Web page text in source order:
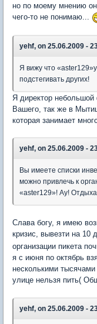
но по моему мнению
чего-то не понимаю...
yehf, on 25.06.2009 -
Я вижу что
подстегивать других!
Я директор
Вашего, так же в
которая занимает
yehf, on 25.06.2009 -
Вы имеете списки
можно привлечь к
«aster129»! Ау!
Слава богу, я имею
кризис, вывезти на 10
организации пикета
я с июня по октябрь
несколькими
улице нельзя пить(
yehf, on 25.06.2009 -